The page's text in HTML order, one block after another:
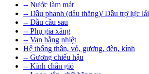
-- Nước làm mát
-- Dầu phanh (dầu thắng)/ Dầu trợ lực lái
-- Dầu cầu sau
-- Phụ gia xăng
-- Van hằng nhiệt
Hệ thống thân, vỏ, gương, đèn, kính
-- Gương chiếu hậu
-- Kính chắn gió